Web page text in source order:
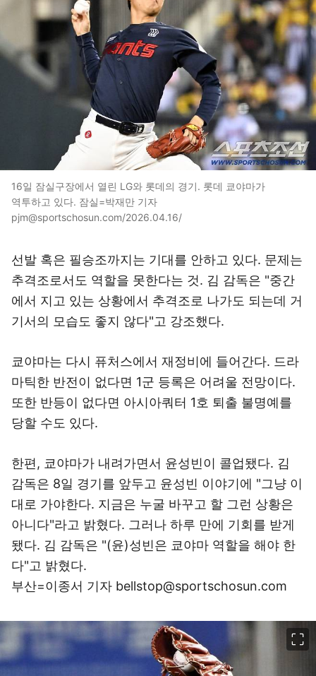
16일 잠실구장에서 열린 LG와 롯데의 경기. 롯데 쿄야마가
역투하고 있다. 잠실=박재만 기자
pjm@sportschosun.com/2026.04.16/
선발 혹은 필승조까지는 기대를 안하고 있다. 문제는
추격조로서도 역할을 못한다는 것. 김 감독은 "중간
에서 지고 있는 상황에서 추격조로 나가도 되는데 거
기서의 모습도 좋지 않다"고 강조했다.
쿄야마는 다시 퓨처스에서 재정비에 들어간다. 드라
마틱한 반전이 없다면 1군 등록은 어려울 전망이다.
또한 반등이 없다면 아시아쿼터 1호 퇴출 불명예를
당할 수도 있다.
한편, 쿄야마가 내려가면서 윤성빈이 콜업됐다. 김
감독은 8일 경기를 앞두고 윤성빈 이야기에 "그냥 이
대로 가야한다. 지금은 누굴 바꾸고 할 그런 상황은
아니다"라고 밝혔다. 그러나 하루 만에 기회를 받게
됐다. 김 감독은 "(윤)성빈은 쿄야마 역할을 해야 한
다"고 밝혔다.
부산=이종서 기자 bellstop@sportschosun.com